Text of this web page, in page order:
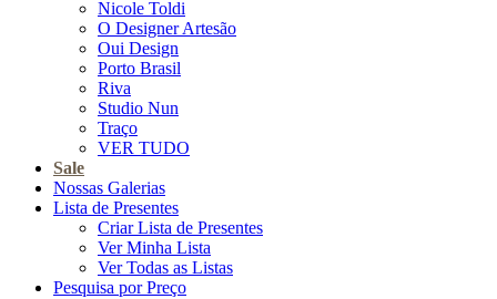
Nicole Toldi
O Designer Artesão
Oui Design
Porto Brasil
Riva
Studio Nun
Traço
VER TUDO
Sale
Nossas Galerias
Lista de Presentes
Criar Lista de Presentes
Ver Minha Lista
Ver Todas as Listas
Pesquisa por Preço